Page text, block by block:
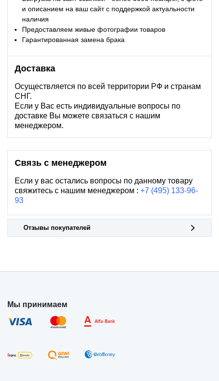
и описанием на ваш сайт с поддержкой актуальности
наличия
Предоставляем живые фотографии товаров
Гарантированная замена брака
Доставка
Осуществляется по всей территории РФ и странам
СНГ.
Если у Вас есть индивидуальные вопросы по
доставке Вы можете связаться с нашим
менеджером.
Связь с менеджером
Если у вас остались вопросы по данному товару
свяжитесь с нашим менеджером : +7 (495) 133-96-
93
Отзывы покупателей
Мы принимаем